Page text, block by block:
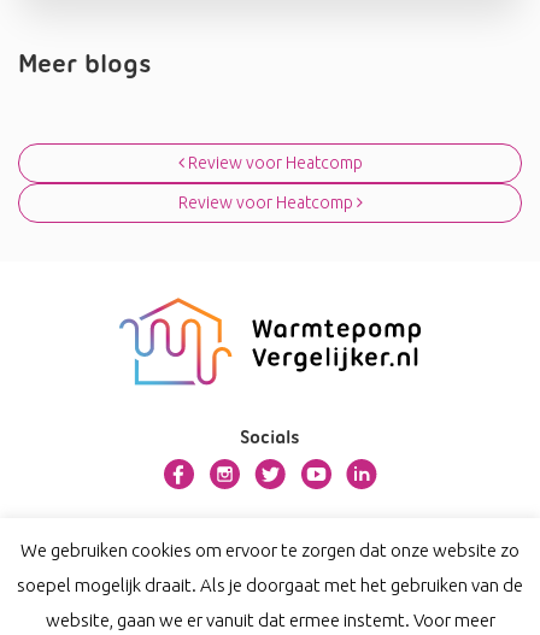
Meer blogs
Review voor Heatcomp
Review voor Heatcomp
Socials
Contact
Privacy
Disclaimer
We gebruiken cookies om ervoor te zorgen dat onze website zo
soepel mogelijk draait. Als je doorgaat met het gebruiken van de
website, gaan we er vanuit dat ermee instemt. Voor meer